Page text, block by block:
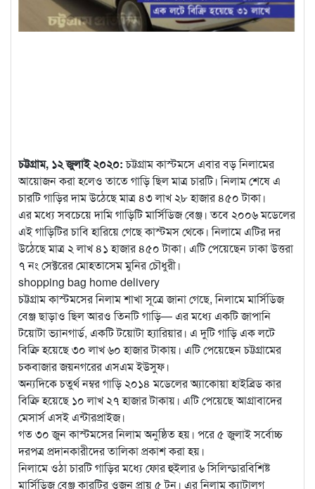
চট্টগ্রাম, ১২ জুলাই ২০২০:চট্টগ্রাম কাস্টমসে এবার বড় নিলামের
আয়োজন করা হলেও তাতে গাড়ি ছিল মাত্র চারটি। নিলাম শেষে এ
চারটি গাড়ির দাম উঠেছেমাত্র ৪৩ লাখ ২৮ হাজার ৪৫০ টাকা।
এর মধ্যে সবচেয়ে দামি গাড়িটি মার্সিডিজ বেঞ্জ। তবে ২০০৬ মডেলের
এই গাড়িটির চাবি হারিয়ে গেছে কাস্টমস থেকে। নিলামে এটির দর
উঠেছে মাত্র ২ লাখ ৪১ হাজার ৪৫০ টাকা। এটি পেয়েছেন ঢাকা উত্তরা
৭ নং সেক্টরের মোহতাসেম মুনির চৌধুরী।
shopping bag home delivery
চট্টগ্রাম কাস্টমসের নিলাম শাখা সূত্রে জানা গেছে, নিলামে মার্সিডিজ
বেঞ্জ ছাড়াও ছিল আরও তিনটি গাড়ি— এর মধ্যে একটি জাপানি
টয়োটা ভ্যানগার্ড, একটি টয়োটা হ্যারিয়ার। এ দুটি গাড়ি এক লটে
বিক্রি হয়েছে ৩০ লাখ ৬০ হাজার টাকায়। এটি পেয়েছেন চট্টগ্রামের
চকবাজার জয়নগরের এসএম ইউসুফ।
অন্যদিকে চতুর্থ নম্বর গাড়ি ২০১৪ মডেলের অ্যাকোয়া হাইব্রিড কার
বিক্রি হয়েছে ১০ লাখ ২৭ হাজার টাকায়। এটি পেয়েছে আগ্রাবাদের
মেসার্স এসই এন্টারপ্রাইজ।
গত ৩০ জুন কাস্টমসের নিলাম অনুষ্ঠিত হয়। পরে ৫ জুলাই সর্বোচ্চ
দরপত্র প্রদানকারীদের তালিকা প্রকাশ করা হয়।
নিলামে ওঠা চারটি গাড়ির মধ্যে ফোর হুইলার ৬ সিলিন্ডারবিশিষ্ট
মার্সিডিজ বেঞ্জ কারটির ওজন প্রায় ৫ টন। এর নিলাম ক্যাটালগ